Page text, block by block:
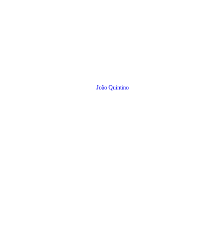
João Quintino